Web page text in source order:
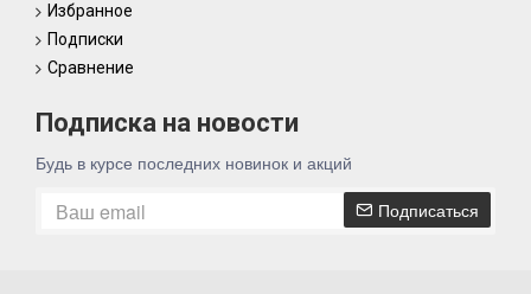
Избранное
Подписки
Сравнение
Подписка на новости
Будь в курсе последних новинок и акций
Подписаться